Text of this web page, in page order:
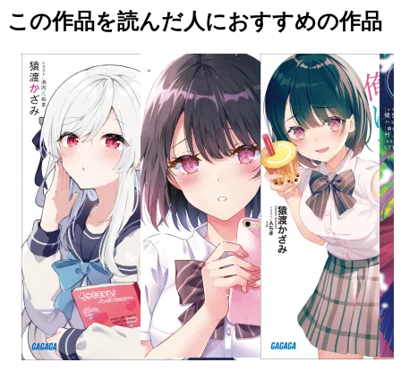
この作品を読んだ人におすすめの作品